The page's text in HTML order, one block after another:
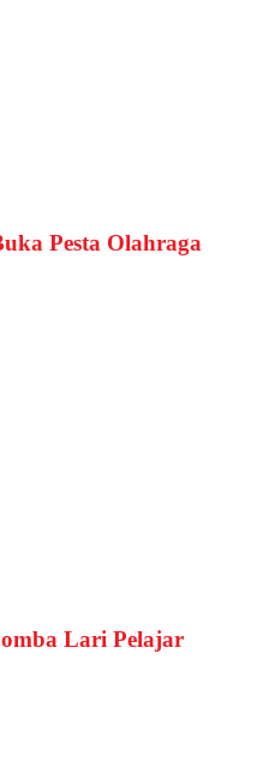
Pesta Olahraga
Lari Pelajar